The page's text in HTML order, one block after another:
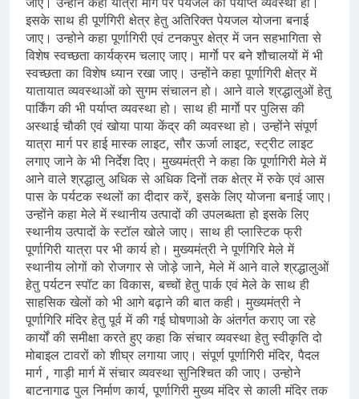
इसके साथ ही पूर्णगिरी क्षेत्र हेतु अतिरिक्त पेयजल योजना बनाई
जाए। उन्होने कहा पूर्णागिरी एवं टनकपुर क्षेत्र में जन सहभागिता से
विशेष स्वच्छता कार्यक्रम चलाए जाए। मार्गाे पर बने शौचालयों में भी
स्वच्छता का विशेष ध्यान रखा जाए। उन्होंने कहा पूर्णागिरी क्षेत्र में
यातायात व्यवस्थाओं को सुगम संचालन हो। आने वाले श्रद्धालुओं हेतु
पार्किंग की भी पर्याप्त व्यवस्था हो। साथ ही मार्गाे पर पुलिस की
अस्थाई चौकी एवं खोया पाया केंद्र की व्यवस्था हो। उन्होंने संपूर्ण
यात्रा मार्ग पर हाई मास्क लाइट, सौर ऊर्जा लाइट, स्ट्रीट लाइट
लगाए जाने के भी निर्देश दिए। मुख्यमंत्री ने कहा कि पूर्णागिरी मेले में
आने वाले श्रद्धालु अधिक से अधिक दिनों तक क्षेत्र में रुके एवं आस
पास के पर्यटक स्थलों का दीदार करें, इसके लिए योजना बनाई जाए।
उन्होंने कहा मेले में स्थानीय उत्पादों की उपलब्धता हो इसके लिए
स्थानीय उत्पादों के स्टॉल खोले जाए। साथ ही प्लास्टिक फ्री
पूर्णागिरी यात्रा पर भी कार्य हो। मुख्यमंत्री ने पूर्णगिरि मेले में
स्थानीय लोगों को रोजगार से जोड़े जाने, मेले में आने वाले श्रद्धालुओं
हेतु पर्यटन स्पॉट का विकास, बच्चों हेतु पार्क एवं मेले के साथ ही
साहसिक खेलों को भी आगे बढ़ाने की बात कही। मुख्यमंत्री ने
पूर्णागिरि मंदिर हेतु पूर्व में की गई घोषणाओ के अंतर्गत कराए जा रहे
कार्यों की समीक्षा करते हुए कहा कि संचार व्यवस्था हेतु स्वीकृति दो
मोबाइल टावरों को शीघ्र लगाया जाए। संपूर्ण पूर्णागिरी मंदिर, पैदल
मार्ग , गाड़ी मार्ग में संचार व्यवस्था सुनिश्चित की जाए। उन्होने
बाटनागाढ पुल निर्माण कार्य, पूर्णागिरी मुख्य मंदिर से काली मंदिर तक